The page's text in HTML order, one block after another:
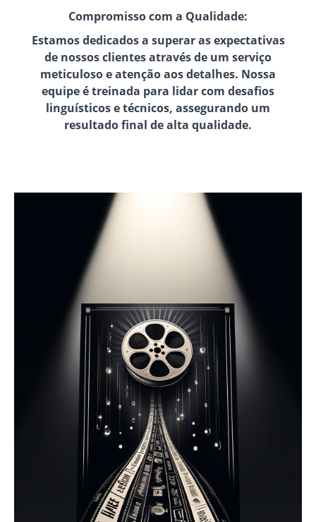
Compromisso com a Qualidade:
Estamos dedicados a superar as expectativas
de nossos clientes através de um serviço
meticuloso e atenção aos detalhes. Nossa
equipe é treinada para lidar com desafios
linguísticos e técnicos, assegurando um
resultado final de alta qualidade.